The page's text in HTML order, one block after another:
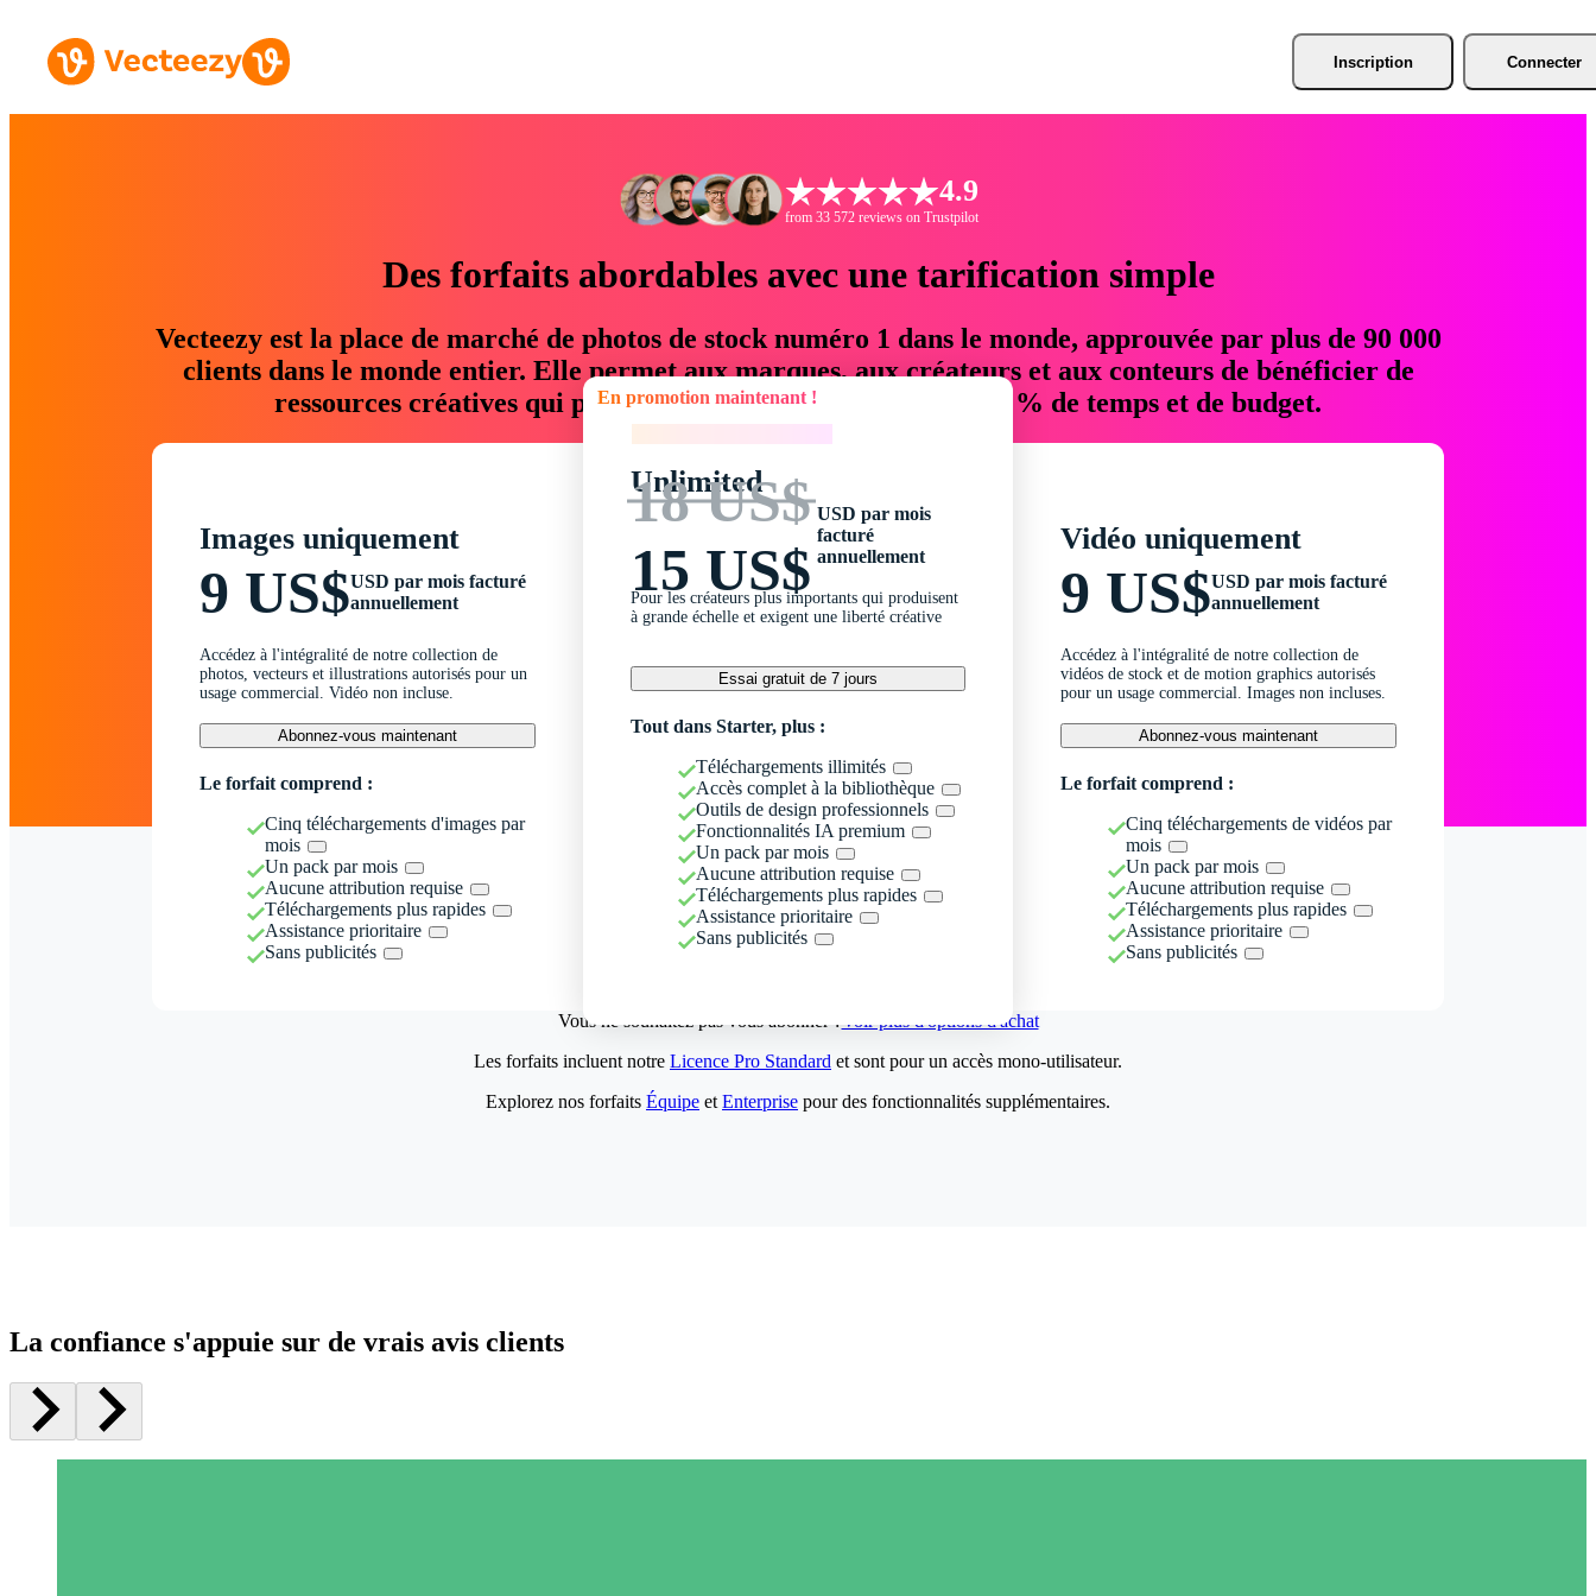
Inscription Connecter
4.9
from 33 572 reviews on Trustpilot
Des forfaits abordables avec une tarification simple
Vecteezy est la place de marché de photos de stock numéro 1 dans le monde, approuvée par plus de 90 000
clients dans le monde entier. Elle permet aux marques, aux créateurs et aux conteurs de bénéficier de
ressources créatives qui permettent d'économiser jusqu'à 76 % de temps et de budget.
Images uniquement
9 US$USD par mois facturé
annuellement
Accédez à l'intégralité de notre collection de
photos, vecteurs et illustrations autorisés pour un
usage commercial. Vidéo non incluse.
Abonnez-vous maintenant
Le forfait comprend :
Cinq téléchargements d'images par
mois
Un pack par mois
Aucune attribution requise
Téléchargements plus rapides
Assistance prioritaire
Sans publicités
En promotion maintenant !
Unlimited
18 US$
15 US$
USD par mois
facturé
annuellement
Pour les créateurs plus importants qui produisent
à grande échelle et exigent une liberté créative
Essai gratuit de 7 jours
Tout dans Starter, plus :
Téléchargements illimités
Accès complet à la bibliothèque
Outils de design professionnels
Fonctionnalités IA premium
Un pack par mois
Aucune attribution requise
Téléchargements plus rapides
Assistance prioritaire
Sans publicités
Vidéo uniquement
9 US$USD par mois facturé
annuellement
Accédez à l'intégralité de notre collection de
vidéos de stock et de motion graphics autorisés
pour un usage commercial. Images non incluses.
Abonnez-vous maintenant
Le forfait comprend :
Cinq téléchargements de vidéos par
mois
Un pack par mois
Aucune attribution requise
Téléchargements plus rapides
Assistance prioritaire
Sans publicités
Vous ne souhaitez pas vous abonner ?Voir plus d'options d'achat
Les forfaits incluent notre Licence Pro Standard et sont pour un accès mono-utilisateur.
Explorez nos forfaits Équipe et Enterprise pour des fonctionnalités supplémentaires.
La confiance s'appuie sur de vrais avis clients